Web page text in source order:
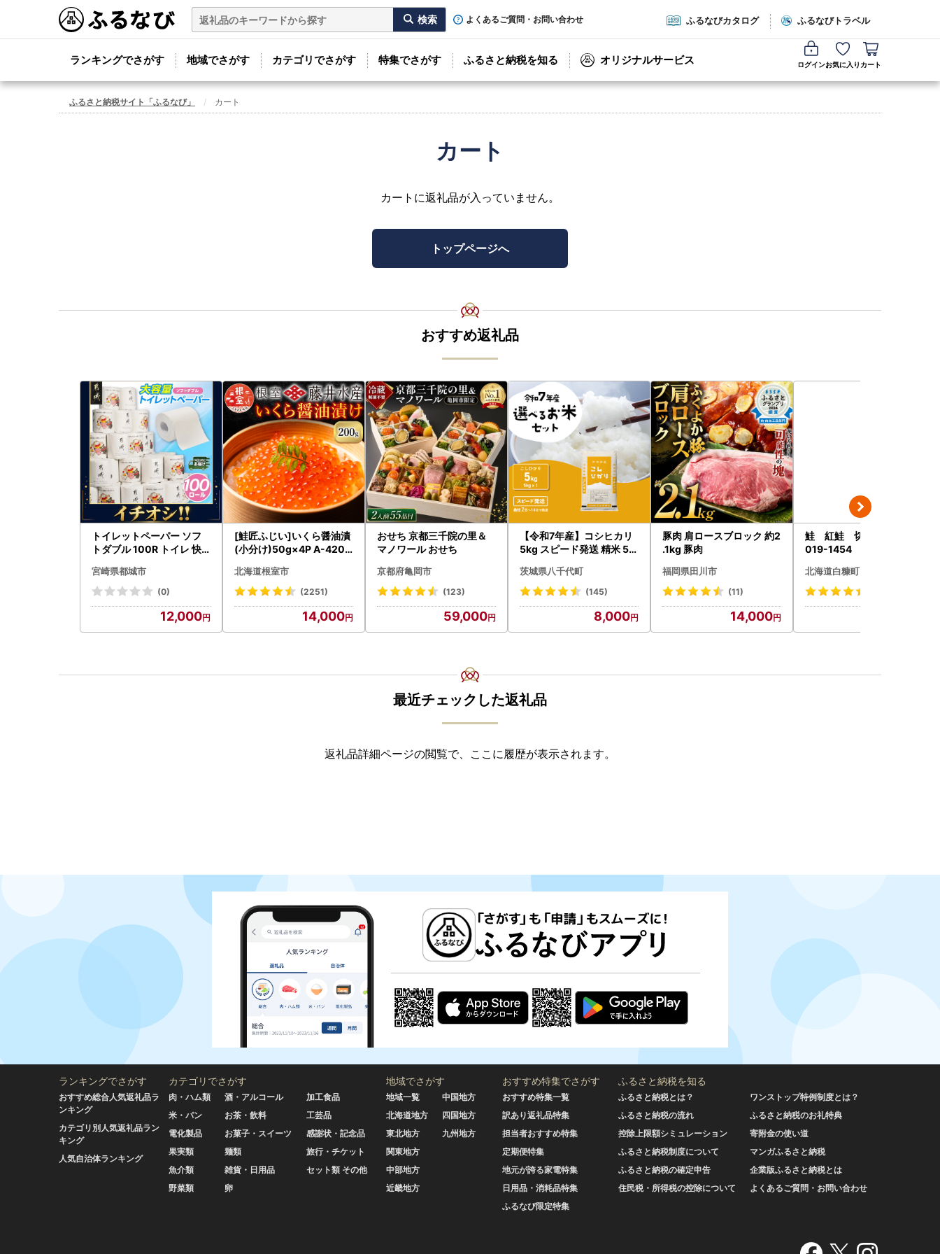
よくあるご質問・お問い合わせ ふるなびカタログ ふるなびトラベル
ランキングでさがす 地域でさがす カテゴリでさがす 特集でさがす ふるさと納税を知る オリジナルサービス ログインお気に入り カート
ふるさと納税サイト「ふるなび」 カート
カート
カートに返礼品が入っていません。
トップページへ
おすすめ返礼品
トイレットペーパー ソフ
トダブル 100R トイレ 快
宮崎県都城市
(0)
12,000
[鮭匠ふじい]いくら醤油漬
(小分け)50g×4P A-4209
北海道根室市
(2251)
14,000
おせち 京都三千院の里＆
マノワール おせち
京都府亀岡市
(123)
59,000
【令和7年産】コシヒカリ
5kg スピード発送 精米 5k
町
茨城県八千代町
(145)
8,000
豚肉 肩ロースブロック 約2
.1kg 豚肉
福岡県田川市
(11)
14,000
鮭 紅鮭 切り身 2kg_I
019-1454
北海道白糠町
最近チェックした返礼品
返礼品詳細ページの閲覧で、ここに履歴が表示されます。
ランキングでさがす
おすすめ総合人気返礼品ラ
ンキング
カテゴリ別人気返礼品ラン
キング
人気自治体ランキング
カテゴリでさがす
肉・ハム類
米・パン
電化製品
果実類
魚介類
野菜類
酒・アルコール
お茶・飲料
お菓子・スイーツ
麺類
雑貨・日用品
卵
加工食品
工芸品
感謝状・記念品
旅行・チケット
セット類 その他
地域でさがす
地域一覧
北海道地方
東北地方
関東地方
中部地方
近畿地方
中国地方
四国地方
九州地方
おすすめ特集でさがす
おすすめ特集一覧
訳あり返礼品特集
担当者おすすめ特集
定期便特集
地元が誇る家電特集
日用品・消耗品特集
ふるなび限定特集
ふるさと納税を知る
ふるさと納税とは？
ふるさと納税の流れ
控除上限額シミュレーション
ふるさと納税制度について
ふるさと納税の確定申告
住民税・所得税の控除について
ワンストップ特例制度とは？
ふるさと納税のお礼特典
寄附金の使い道
マンガふるさと納税
企業版ふるさと納税とは
よくあるご質問・お問い合わせ